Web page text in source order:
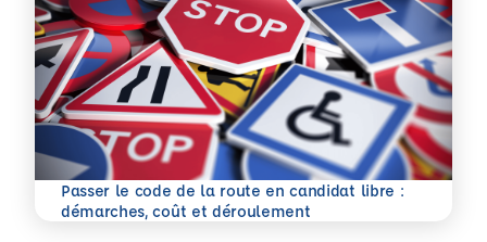
Passer le code de la route en candidat libre :
démarches, coût et déroulement
En savoir plus